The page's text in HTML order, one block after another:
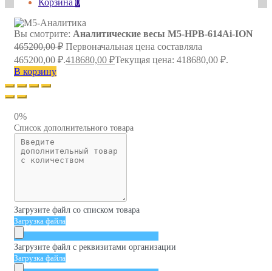
Корзина 0
Вы смотрите: Аналитические весы M5-HPB-614Ai-ION
465200,00₽ Первоначальная цена составляла
465200,00 ₽.418680,00 ₽Текущая цена: 418680,00 ₽.
В корзину
0%
Список дополнительного товара
Загрузите файл со списком товара
Загрузка файла
Загрузите файл с реквизитами организации
Загрузка файла